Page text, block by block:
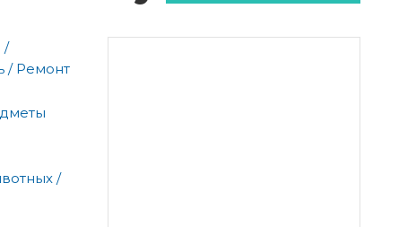
/
/ Ремонт
/